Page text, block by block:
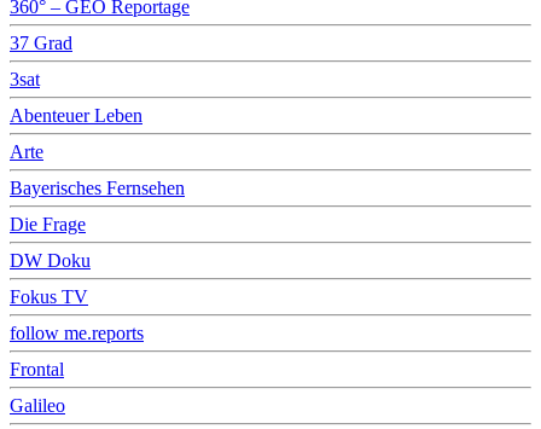
360° – GEO Reportage
37 Grad
3sat
Abenteuer Leben
Arte
Bayerisches Fernsehen
Die Frage
DW Doku
Fokus TV
follow me.reports
Frontal
Galileo